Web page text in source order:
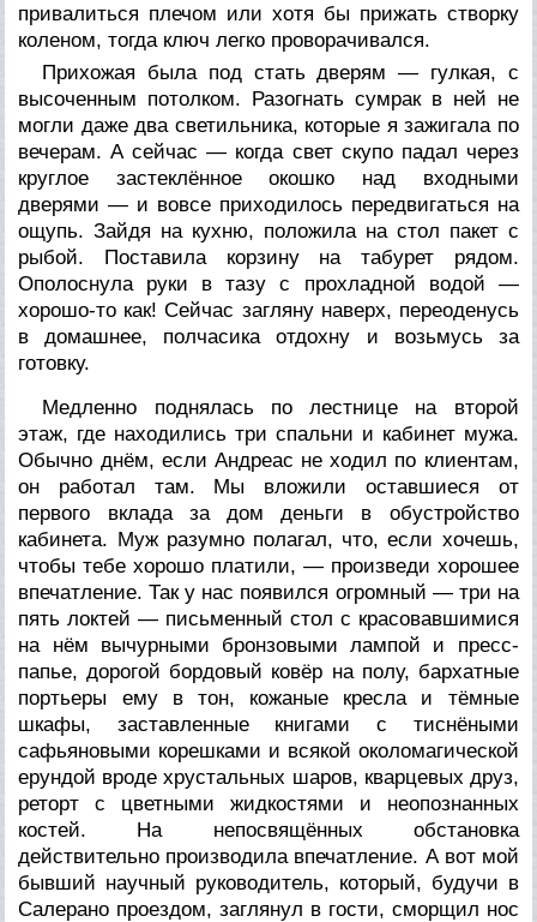
привалиться плечом или хотя бы прижать створку
коленом, тогда ключ легко проворачивался.
Прихожая была под стать дверям — гулкая, с
высоченным потолком. Разогнать сумрак в ней не
могли даже два светильника, которые я зажигала по
вечерам. А сейчас — когда свет скупо падал через
круглое застеклённое окошко над входными
дверями — и вовсе приходилось передвигаться на
ощупь. Зайдя на кухню, положила на стол пакет с
рыбой. Поставила корзину на табурет рядом.
Ополоснула руки в тазу с прохладной водой —
хорошо-то как! Сейчас загляну наверх, переоденусь
в домашнее, полчасика отдохну и возьмусь за
готовку.
Медленно поднялась по лестнице на второй
этаж, где находились три спальни и кабинет мужа.
Обычно днём, если Андреас не ходил по клиентам,
он работал там. Мы вложили оставшиеся от
первого вклада за дом деньги в обустройство
кабинета. Муж разумно полагал, что, если хочешь,
чтобы тебе хорошо платили, — произведи хорошее
впечатление. Так у нас появился огромный — три на
пять локтей — письменный стол с красовавшимися
на нём вычурными бронзовыми лампой и пресс-
папье, дорогой бордовый ковёр на полу, бархатные
портьеры ему в тон, кожаные кресла и тёмные
шкафы, заставленные книгами с тиснёными
сафьяновыми корешками и всякой околомагической
ерундой вроде хрустальных шаров, кварцевых друз,
реторт с цветными жидкостями и неопознанных
костей. На непосвящённых обстановка
действительно производила впечатление. А вот мой
бывший научный руководитель, который, будучи в
Салерано проездом, заглянул в гости, сморщил нос